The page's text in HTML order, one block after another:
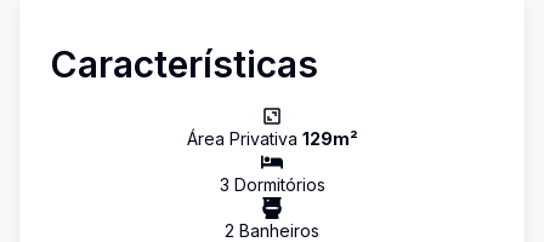
Características
Área Privativa 129m²
3 Dormitórios
2 Banheiros